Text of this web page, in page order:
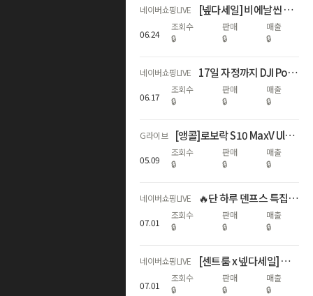
네이버쇼핑LIVE [넾다세일] 비에날씬 역대급 할인 모음! (67%) 💚🎉
06.24
조회수
🔒
판매
🔒
매출
🔒
네이버쇼핑LIVE 17일 자정까지 DJI Pocket 4 에센셜콤보 최대혜택가 59만원대!
06.17
조회수
🔒
판매
🔒
매출
🔒
G라이브 [앵콜]로보락 S10 MaxV Ultra 빅스마일데이
05.09
조회수
🔒
판매
🔒
매출
🔒
네이버쇼핑LIVE 🔥단 하루 덴프스 특집! 브랜드데이x넾다세일x슈퍼적립위크🔥
07.01
조회수
🔒
판매
🔒
매출
🔒
네이버쇼핑LIVE [센트룸 x 넾다세일] 여름 휴가지원 2탄 라이브👀
07.01
조회수
🔒
판매
🔒
매출
🔒